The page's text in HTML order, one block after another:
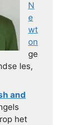
N
e
wt
on
ge
les,
and
het